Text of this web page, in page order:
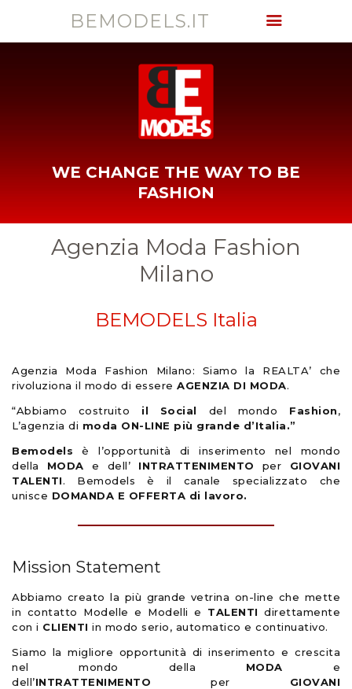
BEMODELS.IT
DASHBOARD
ACCEDI AL
REGISTRA UTENTE
BEMODELS
CONTATTI
WE CHANGE THE WAY TO BE
FASHION
Agenzia Moda Fashion
Milano
BEMODELS Italia
Agenzia Moda Fashion Milano: Siamo la REALTA’ che
rivoluziona il modo di essere AGENZIA DI MODA.
“Abbiamo costruito il Social del mondo Fashion,
L’agenzia di moda ON-LINE più grande d’Italia.”
Bemodels è l’opportunità di inserimento nel mondo
della MODA e dell’ INTRATTENIMENTO per GIOVANI
TALENTI. Bemodels è il canale specializzato che
unisce DOMANDA E OFFERTA di lavoro.
Mission Statement
Abbiamo creato la più grande vetrina on-line che mette
in contatto Modelle e Modelli e TALENTI direttamente
con i CLIENTI in modo serio, automatico e continuativo.
Siamo la migliore opportunità di inserimento e crescita
nel mondo della MODA e
dell’INTRATTENIMENTO per GIOVANI